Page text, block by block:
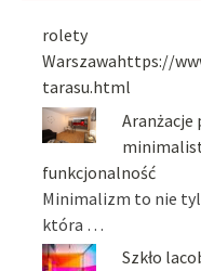
rolety
Warszawahttps://
tarasu.html
Aranżacje
funkcjonalność
Minimalizm to nie
która …
Szkło